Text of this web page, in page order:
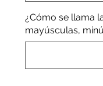
¿Cómo se llama
mayúsculas,